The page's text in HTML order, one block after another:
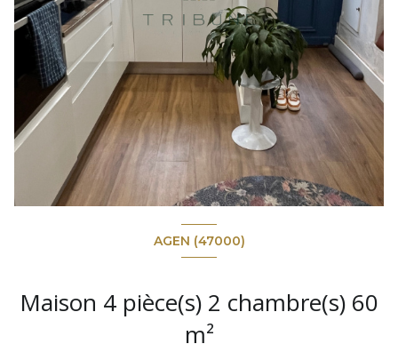
AGEN (47000)
Maison 4 pièce(s) 2 chambre(s) 60
m²